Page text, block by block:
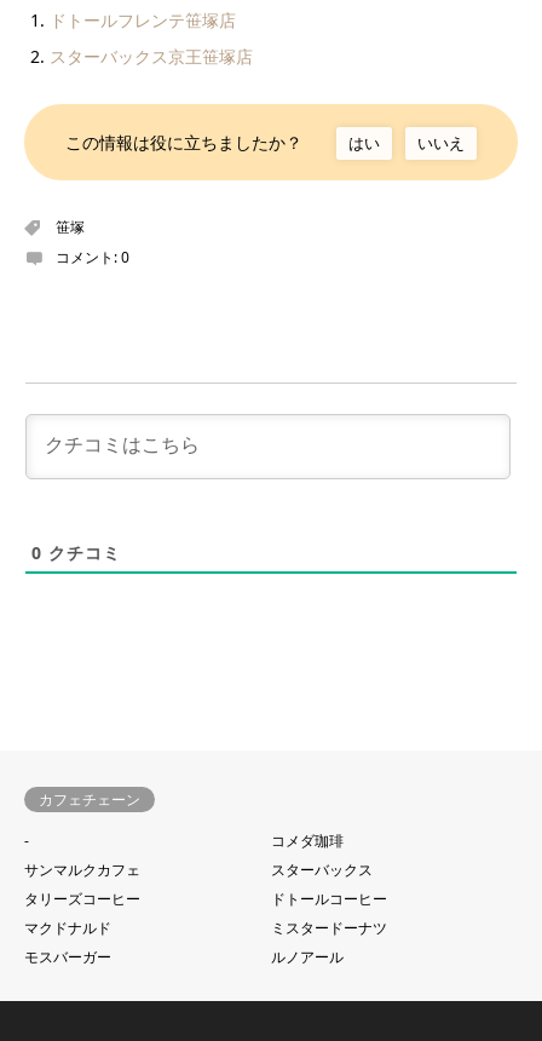
ドトールフレンテ笹塚店
スターバックス京王笹塚店
この情報は役に立ちましたか？ はい いいえ
笹塚
コメント:0
0 クチコミ
カフェチェーン
-
コメダ珈琲
サンマルクカフェ
スターバックス
タリーズコーヒー
ドトールコーヒー
マクドナルド
ミスタードーナツ
モスバーガー
ルノアール